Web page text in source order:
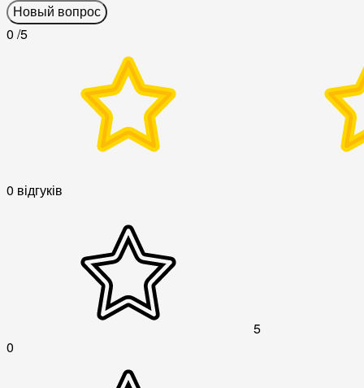
Новый вопрос
0 /5
0 відгуків
5
0